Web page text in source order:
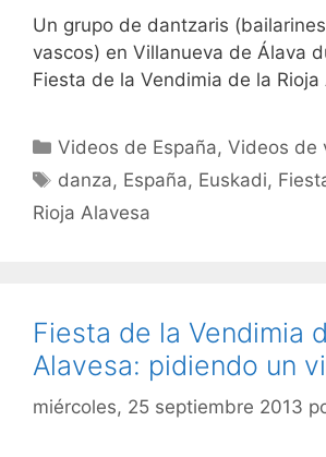
Un grupo de dantzaris
vascos) en Villanueva de Álava
Fiesta de la Vendimia de la Rioja
Categorías
Videos de España,Videos de
Etiquetas
danza, España, Euskadi,
Rioja Alavesa
Fiesta de la Vendimia
Alavesa: pidiendo un
miércoles, 25 septiembre 2013